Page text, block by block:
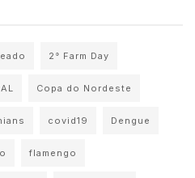
2° Farm Day
Copa do Nordeste
covid19 Dengue
flamengo